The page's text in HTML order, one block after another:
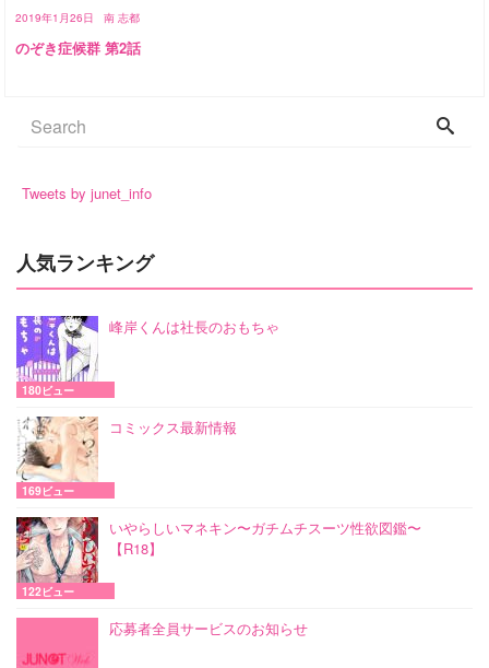
2019年1月26日 南 志都
のぞき症候群 第2話
Tweets by junet_info
人気ランキング
峰岸くんは社長のおもちゃ
180ビュー
コミックス最新情報
169ビュー
いやらしいマネキン〜ガチムチスーツ性欲図鑑〜
【R18】
122ビュー
応募者全員サービスのお知らせ